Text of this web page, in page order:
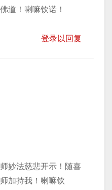
道！喇嘛钦诺！
登录以回复
妙法慈悲开示！随喜
加持我！喇嘛钦